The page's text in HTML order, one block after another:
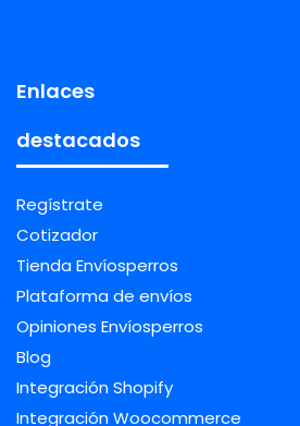
Enlaces
destacados
Regístrate
Cotizador
Tienda Envíosperros
Plataforma de envíos
Opiniones Envíosperros
Blog
Integración Shopify
Integración Woocommerce